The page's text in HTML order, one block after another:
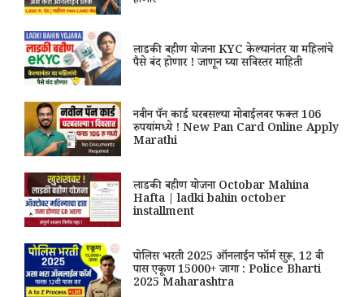
लाडकी बहीण योजना KYC केल्यानंतर या महिलांचे
पैसे बंद होणार ! जाणून घ्या सविस्तर माहिती
नवीन पॅन कार्ड घरबसल्या मोबाईलवर फक्त 106
रुपयांमध्ये ! New Pan Card Online Apply
Marathi
लाडकी बहीण योजना Octobar Mahina
Hafta | ladki bahin october
installment
पोलिस भरती 2025 ऑनलाईन फॉर्म सुरू, 12 वी
पास एकूण 15000+ जागा : Police Bharti
2025 Maharashtra